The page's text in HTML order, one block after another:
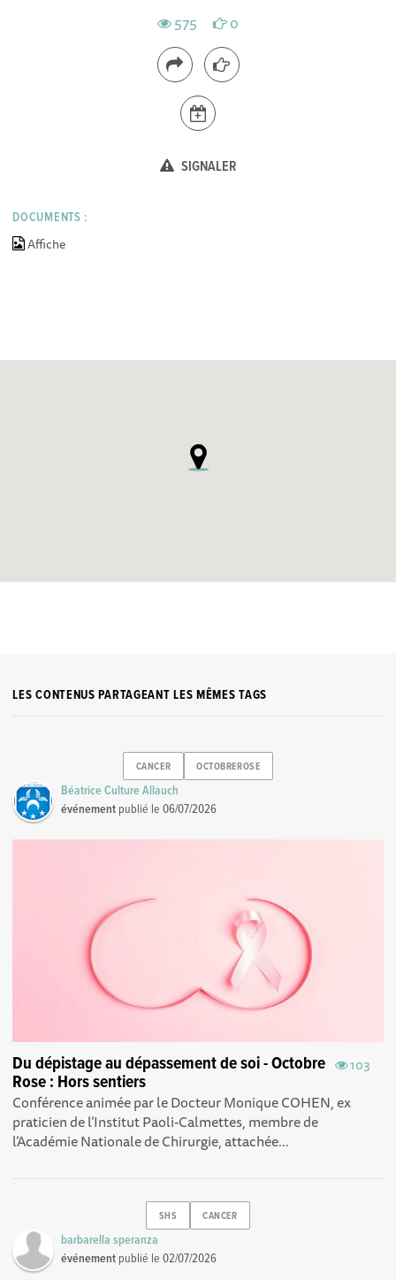
575 0
SIGNALER
DOCUMENTS :
Affiche
LES CONTENUS PARTAGEANT LES MÊMES TAGS
CANCER OCTOBREROSE
Béatrice Culture Allauch
événement publié le06/07/2026
103
Du dépistage au dépassement de soi - Octobre
Rose : Hors sentiers
Conférence animée par le Docteur Monique COHEN, ex
praticien de l’Institut Paoli-Calmettes, membre de
l’Académie Nationale de Chirurgie, attachée...
SHS CANCER
barbarella speranza
événement publié le02/07/2026